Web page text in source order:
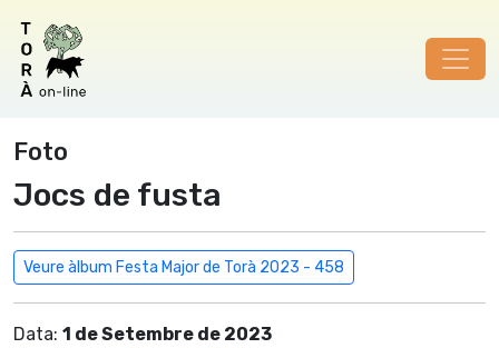
Foto
Jocs de fusta
Veure àlbum Festa Major de Torà 2023 - 458
Data: 1 de Setembre de 2023